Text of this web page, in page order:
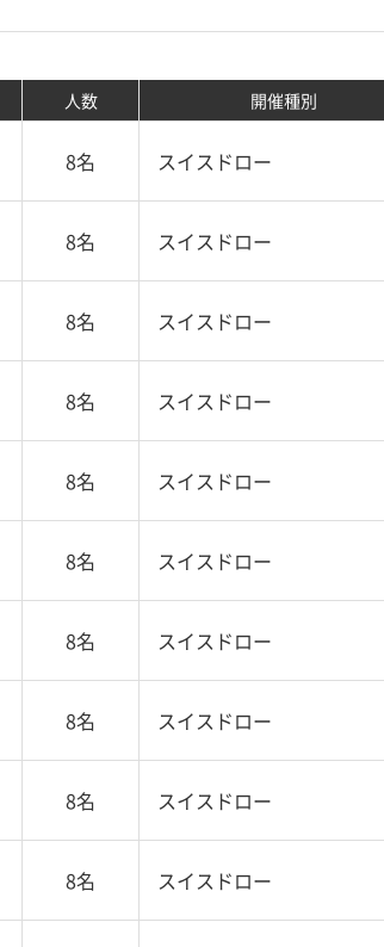
人数 開催種別
8名 スイスドロー
8名 スイスドロー
8名 スイスドロー
8名 スイスドロー
8名 スイスドロー
8名 スイスドロー
8名 スイスドロー
8名 スイスドロー
8名 スイスドロー
8名 スイスドロー